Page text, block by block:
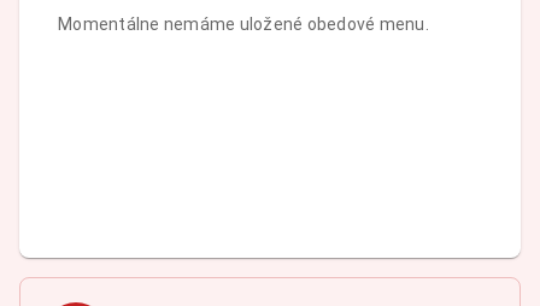
Momentálne nemáme uložené obedové menu.